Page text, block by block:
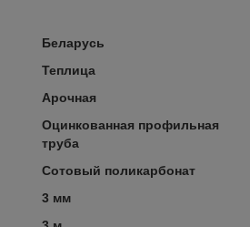
Беларусь
Теплица
Арочная
Оцинкованная профильная
труба
Сотовый поликарбонат
3 мм